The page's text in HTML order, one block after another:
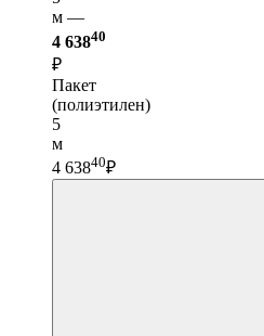
м —
4 63840
₽
Пакет
(полиэтилен)
5
м
4 63840₽